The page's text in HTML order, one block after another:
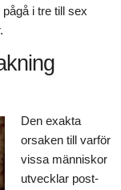
i tre till sex
Den exakta
orsaken till varför
vissa människor
utvecklar post-